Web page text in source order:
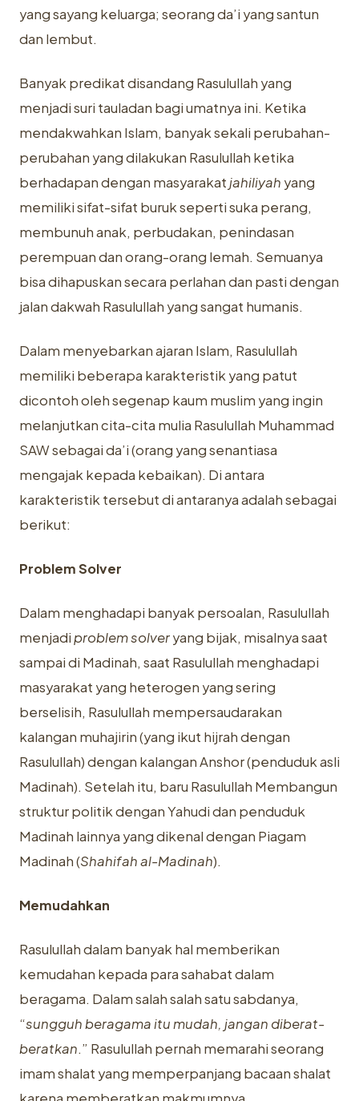
yang sayang keluarga; seorang da’i yang santun
dan lembut.
Banyak predikat disandang Rasulullah yang
menjadi suri tauladan bagi umatnya ini. Ketika
mendakwahkan Islam, banyak sekali perubahan-
perubahan yang dilakukan Rasulullah ketika
berhadapan dengan masyarakatjahiliyah yang
memiliki sifat-sifat buruk seperti suka perang,
membunuh anak, perbudakan, penindasan
perempuan dan orang-orang lemah. Semuanya
bisa dihapuskan secara perlahan dan pasti dengan
jalan dakwah Rasulullah yang sangat humanis.
Dalam menyebarkan ajaran Islam, Rasulullah
memiliki beberapa karakteristik yang patut
dicontoh oleh segenap kaum muslim yang ingin
melanjutkan cita-cita mulia Rasulullah Muhammad
SAW sebagai da’i (orang yang senantiasa
mengajak kepada kebaikan). Di antara
karakteristik tersebut di antaranya adalah sebagai
berikut:
Problem Solver
Dalam menghadapi banyak persoalan, Rasulullah
menjadiproblem solveryang bijak, misalnya saat
sampai di Madinah, saat Rasulullah menghadapi
masyarakat yang heterogen yang sering
berselisih, Rasulullah mempersaudarakan
kalangan muhajirin (yang ikut hijrah dengan
Rasulullah) dengan kalangan Anshor (penduduk asli
Madinah). Setelah itu, baru Rasulullah Membangun
struktur politik dengan Yahudi dan penduduk
Madinah lainnya yang dikenal dengan Piagam
Madinah (Shahifah al-Madinah).
Memudahkan
Rasulullah dalam banyak hal memberikan
kemudahan kepada para sahabat dalam
beragama. Dalam salah salah satu sabdanya,
“sungguh beragama itu mudah, jangan diberat-
beratkan.” Rasulullah pernah memarahi seorang
imam shalat yang memperpanjang bacaan shalat